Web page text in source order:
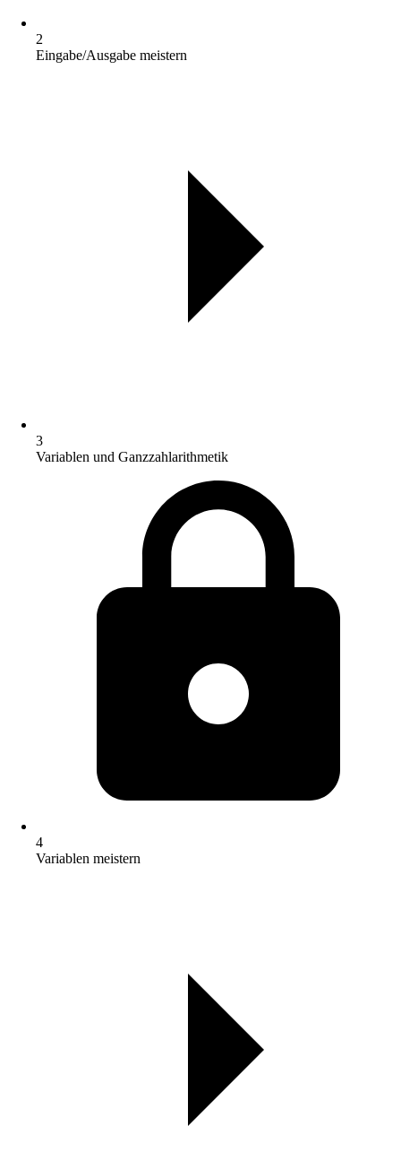
2
Eingabe/Ausgabe meistern
3
Variablen und Ganzzahlarithmetik
4
Variablen meistern